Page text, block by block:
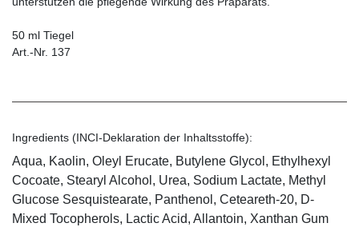
50 ml Tiegel
Art.-Nr. 137
Ingredients (INCI-Deklaration der Inhaltsstoffe):
Aqua, Kaolin, Oleyl Erucate, Butylene Glycol, Ethylhexyl
Cocoate, Stearyl Alcohol, Urea, Sodium Lactate, Methyl
Glucose Sesquistearate, Panthenol, Ceteareth-20, D-
Mixed Tocopherols, Lactic Acid, Allantoin, Xanthan Gum